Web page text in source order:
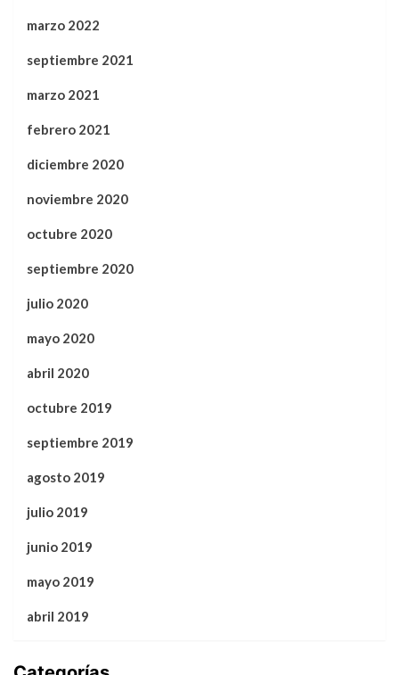
marzo 2022
septiembre 2021
marzo 2021
febrero 2021
diciembre 2020
noviembre 2020
octubre 2020
septiembre 2020
julio 2020
mayo 2020
abril 2020
octubre 2019
septiembre 2019
agosto 2019
julio 2019
junio 2019
mayo 2019
abril 2019